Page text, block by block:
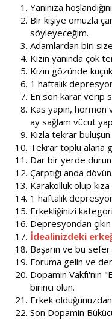
Yanınıza
Bir kişiye omuzla
söyleyeceğim.
Adamlardan biri
Kızın yanında çok
Kızın gözünde
1 haftalık
En son karar verip
Kas yapın,
ay sağlam vücut
Kızla tekrar buluşun.
Tekrar toplu alana
Dar bir yerde durun
Çarptığı anda dövün.
Karakolluk olup
1 haftalık
Erkekliğinizi
Depresyondan çıkın
İdealinizdeki
Başarın ve bu
Foruma gelin ve
Dopamin Vakfı'nın
birinci olun.
Erkek
Son Dopamin